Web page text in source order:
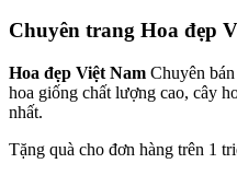
Chuyên trang Hoa đẹp
Hoa đẹp Việt Nam Chuyên
hoa giống chất lượng cao, cây
nhất.
Tặng quà cho đơn hàng trên 1